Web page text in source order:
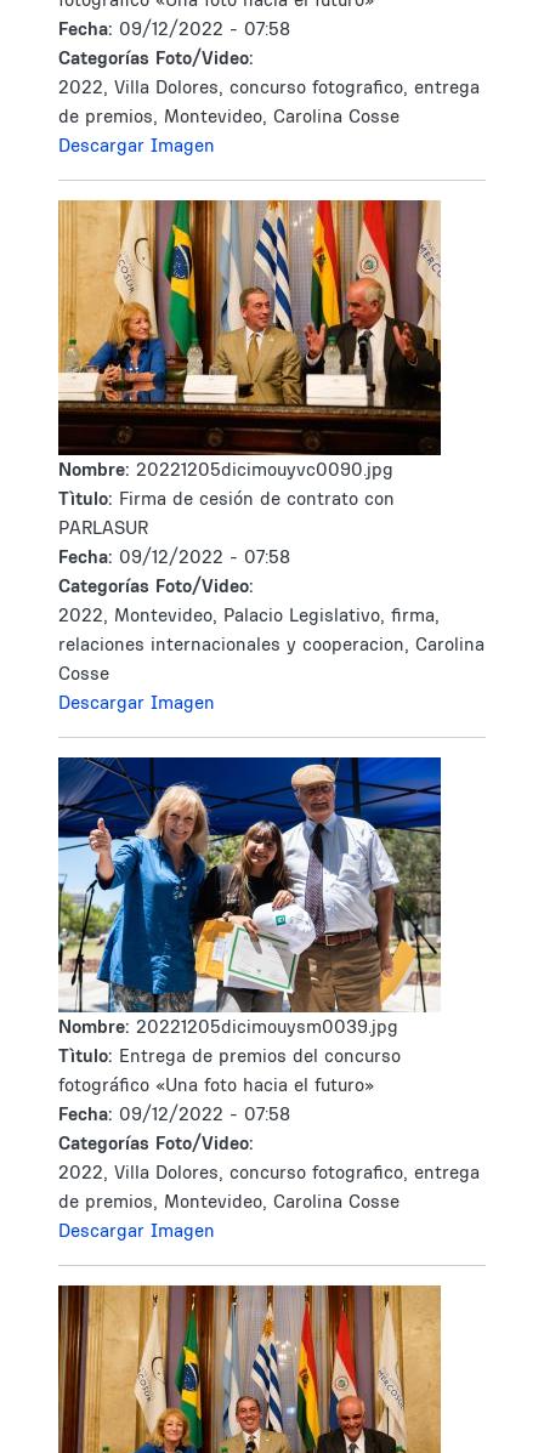
Fecha: 09/12/2022 - 07:58
Categorías Foto/Video:
2022, Villa Dolores, concurso fotografico, entrega
de premios, Montevideo, Carolina Cosse
Descargar Imagen
Nombre: 20221205dicimouyvc0090.jpg
Tìtulo: Firma de cesión de contrato con
PARLASUR
Fecha: 09/12/2022 - 07:58
Categorías Foto/Video:
2022, Montevideo, Palacio Legislativo, firma,
relaciones internacionales y cooperacion, Carolina
Cosse
Descargar Imagen
Nombre: 20221205dicimouysm0039.jpg
Tìtulo: Entrega de premios del concurso
fotográfico «Una foto hacia el futuro»
Fecha: 09/12/2022 - 07:58
Categorías Foto/Video:
2022, Villa Dolores, concurso fotografico, entrega
de premios, Montevideo, Carolina Cosse
Descargar Imagen